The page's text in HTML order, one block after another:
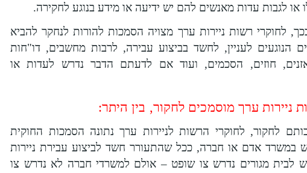
או לגבות עדות מאנשים להם יש ידיעה או מידע בנוגע לחקירה.
לחוקרי רשות ניירות ערך מצויה הסמכות להורות לנחקר להביא
הנוגעים לעניין, לחשד בביצוע עבירה, לרבות מחשבים, דו"חות
חוזים, הסכמים, ועוד אם לדעתם הדבר נדרש לעדות או
ניירות ערך מוסמכים לחקור, בין היתר:
לחקור, לחוקרי הרשות לניירות ערך נתונה הסמכות החוקית
במשרד אדם או חברה, ככל שהתעורר חשד לביצוע עבירת ניירות
לבית מגורים נדרש צו שופט – אולם למשרדי חברה לא נדרש צו